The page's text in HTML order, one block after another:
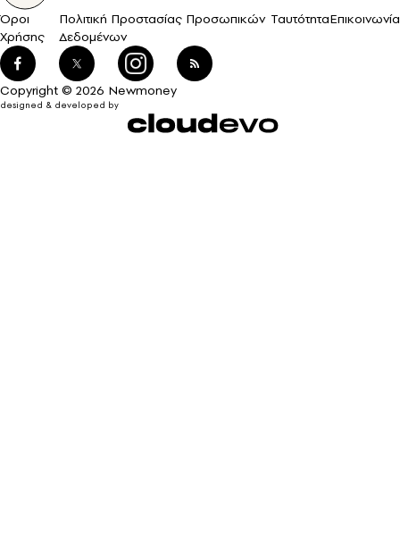
Όροι
Χρήσης
Πολιτική Προστασίας Προσωπικών
Δεδομένων
ΤαυτότηταΕπικοινωνία
Copyright © 2026 Newmoney
designed & developed by